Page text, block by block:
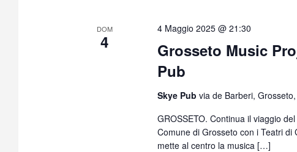
DOM
4
Grosseto Music
Pub
4 Maggio 2025 @ 21:30
Skye Pubvia de Barberi,
GROSSETO. Continua il viaggio
Comune di Grosseto con i Teatri
mette al centro la musica […]